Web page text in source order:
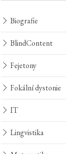
Biografie
BlindContent
Fejetony
Fokální dystonie
IT
Lingvistika